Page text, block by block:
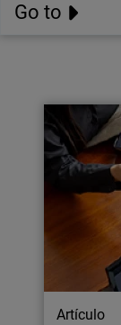
Go to
Artículo